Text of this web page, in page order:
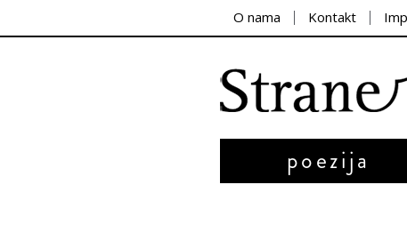
O nama Kontakt
poezija